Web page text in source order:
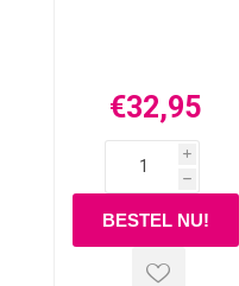
€32,95
i
h